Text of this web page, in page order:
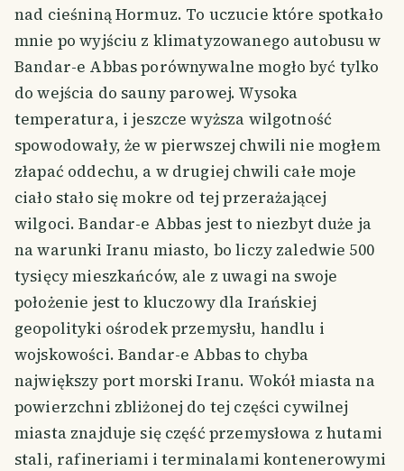
nad cieśniną Hormuz. To uczucie które spotkało
mnie po wyjściu z klimatyzowanego autobusu w
Bandar-e Abbas porównywalne mogło być tylko
do wejścia do sauny parowej. Wysoka
temperatura, i jeszcze wyższa wilgotność
spowodowały, że w pierwszej chwili nie mogłem
złapać oddechu, a w drugiej chwili całe moje
ciało stało się mokre od tej przerażającej
wilgoci. Bandar-e Abbas jest to niezbyt duże ja
na warunki Iranu miasto, bo liczy zaledwie 500
tysięcy mieszkańców, ale z uwagi na swoje
położenie jest to kluczowy dla Irańskiej
geopolityki ośrodek przemysłu, handlu i
wojskowości. Bandar-e Abbas to chyba
największy port morski Iranu. Wokół miasta na
powierzchni zbliżonej do tej części cywilnej
miasta znajduje się część przemysłowa z hutami
stali, rafineriami i terminalami kontenerowymi